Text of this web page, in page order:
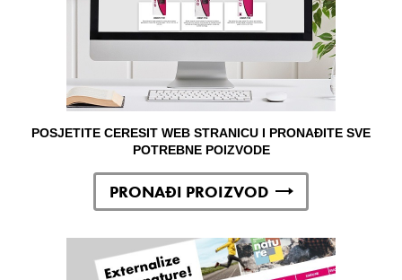
POSJETITE CERESIT WEB STRANICU I PRONAĐITE SVE
POTREBNE POIZVODE
PRONAĐI PROIZVOD